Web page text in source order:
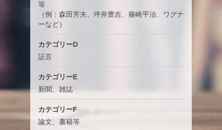
等
（例：森田芳夫、坪井豊吉、篠崎平治、ワグナ
ーなど）
カテゴリーD
証言
カテゴリーE
新聞、雑誌
カテゴリーF
論文、書籍等